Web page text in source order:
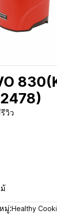
วิว
มู่:Healthy